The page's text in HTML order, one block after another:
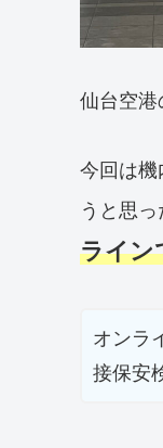
仙台空港
今回は機
うと思
ライン
オンラ
接保安